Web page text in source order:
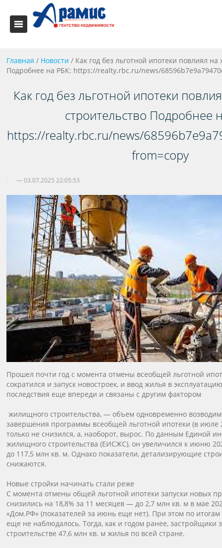
Главная / Новости / Как год без льготной ипотеки повлиял
Подробнее на РБК: https://realty.rbc.ru/news/
Как год без льготной ипотеки
строительство Подробнее
https://realty.rbc.ru/news/
from=copy
03.07.2025 22:05:53
Прошел почти год с момента отмены всеобщей льготной
сократился и запуск новостроек, и ввод жилья в
последствия еще впереди и связаны с другим фактором
жилищного строительства, — объем одновременно
завершения программы всеобщей льготной ипотеки (в июле
только не снизился, а, наоборот, вырос. По данным Единой
жилищного строительства (ЕИСЖС), он увеличился к июню
до 117,5 млн кв. м. Однако показатели, детализирующие
снижаются.
Новые стройки начинать стали реже
С момента отмены общей льготной ипотеки запуски новых
снизились на 18,8% за 11 месяцев — до 2,7 млн кв. м в мае
«Дом.РФ» (показателей за июнь еще нет). При этом по итогам
еще не наблюдалось. Тогда, как и годом ранее, застройщики
строительстве 47,6 млн кв. м жилья по всей стране.